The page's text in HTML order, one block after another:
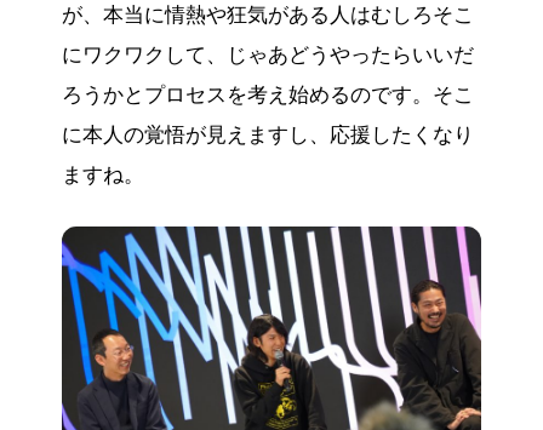
が、本当に情熱や狂気がある人はむしろそこ
にワクワクして、じゃあどうやったらいいだ
ろうかとプロセスを考え始めるのです。そこ
に本人の覚悟が見えますし、応援したくなり
ますね。